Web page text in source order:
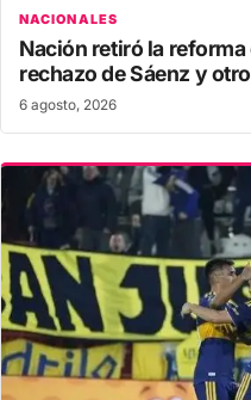
NACIONALES
Nación retiró la reforma
rechazo de Sáenz y
6 agosto, 2026